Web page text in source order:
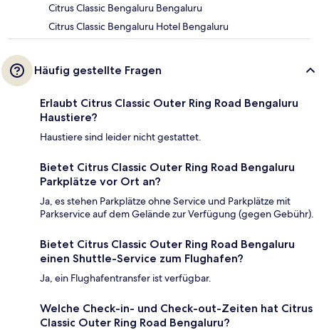
Citrus Classic Bengaluru Bengaluru
Citrus Classic Bengaluru Hotel Bengaluru
Häufig gestellte Fragen
Erlaubt Citrus Classic Outer Ring Road Bengaluru
Haustiere?
Haustiere sind leider nicht gestattet.
Bietet Citrus Classic Outer Ring Road Bengaluru
Parkplätze vor Ort an?
Ja, es stehen Parkplätze ohne Service und Parkplätze mit
Parkservice auf dem Gelände zur Verfügung (gegen Gebühr).
Bietet Citrus Classic Outer Ring Road Bengaluru
einen Shuttle-Service zum Flughafen?
Ja, ein Flughafentransfer ist verfügbar.
Welche Check-in- und Check-out-Zeiten hat Citrus
Classic Outer Ring Road Bengaluru?